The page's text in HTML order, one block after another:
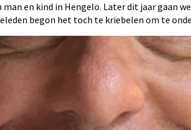
en kind in Hengelo. Later dit jaar gaan
begon het toch te kriebelen om te